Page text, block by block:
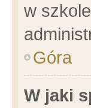
w
Góra
W jaki